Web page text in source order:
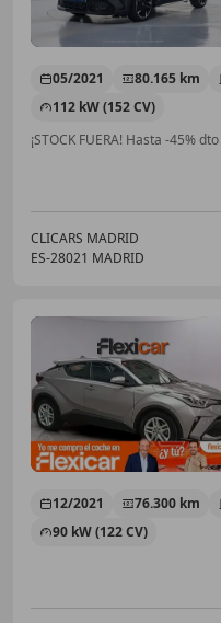
05/2021 80.165 km
112 kW (152 CV)
¡STOCK FUERA! Hasta -45%
CLICARS MADRID
ES-28021 MADRID
12/2021 76.300 km
90 kW (122 CV)